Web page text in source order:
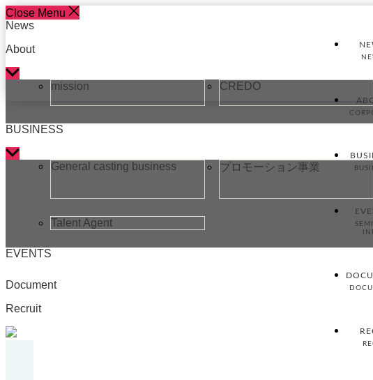
Skip
to
content
Close Menu
News
About
Show
mission CREDO
BUSINESS
Show
General casting business プロモーション事業
Talent Agent
EVENTS
Document
Recruit